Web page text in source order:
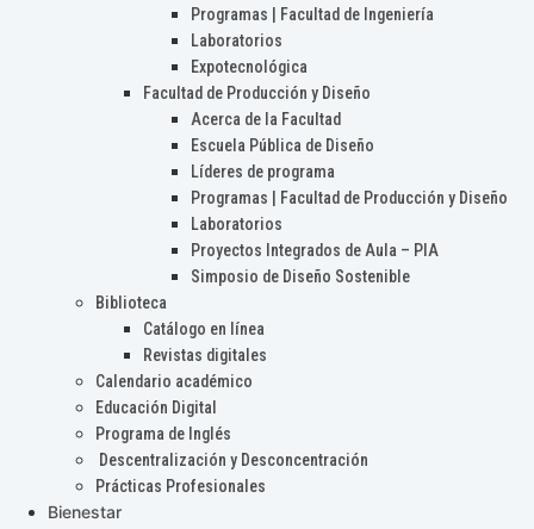
Programas | Facultad de Ingeniería
Laboratorios
Expotecnológica
Facultad de Producción y Diseño
Acerca de la Facultad
Escuela Pública de Diseño
Líderes de programa
Programas | Facultad de Producción y Diseño
Laboratorios
Proyectos Integrados de Aula – PIA
Simposio de Diseño Sostenible
Biblioteca
Catálogo en línea
Revistas digitales
Calendario académico
Educación Digital
Programa de Inglés
Descentralización y Desconcentración
Prácticas Profesionales
Bienestar